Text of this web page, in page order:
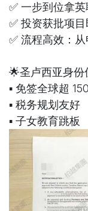
✅ 一步到位拿
✅ 投资获批项
✅ 流程高效：
🌟圣卢西亚身份
▪️ 免签全球超
▪️ 税务规划友好
▪️ 子女教育跳板